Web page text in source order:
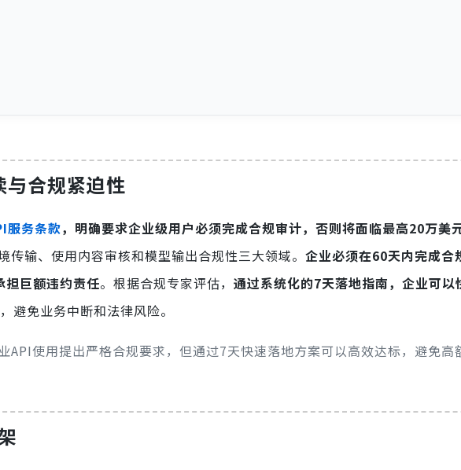
合规紧迫性
务条款，明确要求企业级用户必须完成合规审计，否则将面临最高20万美
传输、使用内容审核和模型输出合规性三大领域。 企业必须在60天内完成合
担巨额违约责任。根据合规专家评估， 通过系统化的7天落地指南，企业可以
，避免业务中断和法律风险。
API使用提出严格合规要求，但通过7天快速落地方案可以高效达标，避免高